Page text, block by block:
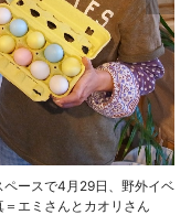
ースで4月29日、野外イベ
エミさんとカオリさん